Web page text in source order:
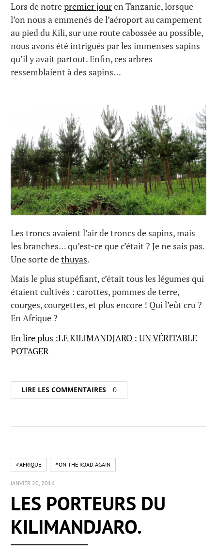
Lors de notrepremier jouren Tanzanie, lorsque
l’on nous a emmenés de l’aéroport au campement
au pied du Kili, sur une route cabossée au possible,
nous avons été intrigués par les immenses sapins
qu’il y avait partout. Enfin, ces arbres
ressemblaient à des sapins…
Les troncs avaient l’air de troncs de sapins, mais
les branches… qu’est-ce que c’était ? Je ne sais pas.
Une sorte dethuyas.
Mais le plus stupéfiant, c’était tous les légumes qui
étaient cultivés : carottes, pommes de terre,
courges, courgettes, et plus encore ! Qui l’eût cru ?
En Afrique ?
En lire plus :LE KILIMANDJARO : UN VÉRITABLE
POTAGER
LIRE LES COMMENTAIRES 0
#AFRIQUE #ON THE ROAD AGAIN
JANVIER 20, 2016
LES PORTEURS DU
KILIMANDJARO.